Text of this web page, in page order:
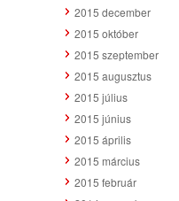
2015 december
2015 október
2015 szeptember
2015 augusztus
2015 július
2015 június
2015 április
2015 március
2015 február